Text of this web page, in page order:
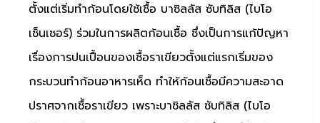
ตั้งแต่เริ่มทำก้อนโดยใช้เชื้อ บาซิลลัส ซับทิลิส (ไบโอ
เซ็นเซอร์) ร่วมในการผลิตก้อนเชื้อ ซึ่งเป็นการแก้ปัญหา
เรื่องการปนเปื้อนของเชื้อราเขียวตั้งแต่แรกเริ่มของ
กระบวนทำก้อนอาหารเห็ด ทำให้ก้อนเชื้อมีความสะอาด
ปราศจากเชื้อราเขียว เพราะบาซิลลัส ซับทิลิส (ไบโอ